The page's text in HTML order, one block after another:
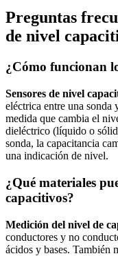
Preguntas
de nivel
¿Cómo funcionan
Sensores de nivel
eléctrica entre una sonda
medida que cambia el
dieléctrico (líquido o
sonda, la capacitancia
una indicación de nivel.
¿Qué materiales
capacitivos?
Medición del nivel de
conductores y no
ácidos y bases. También